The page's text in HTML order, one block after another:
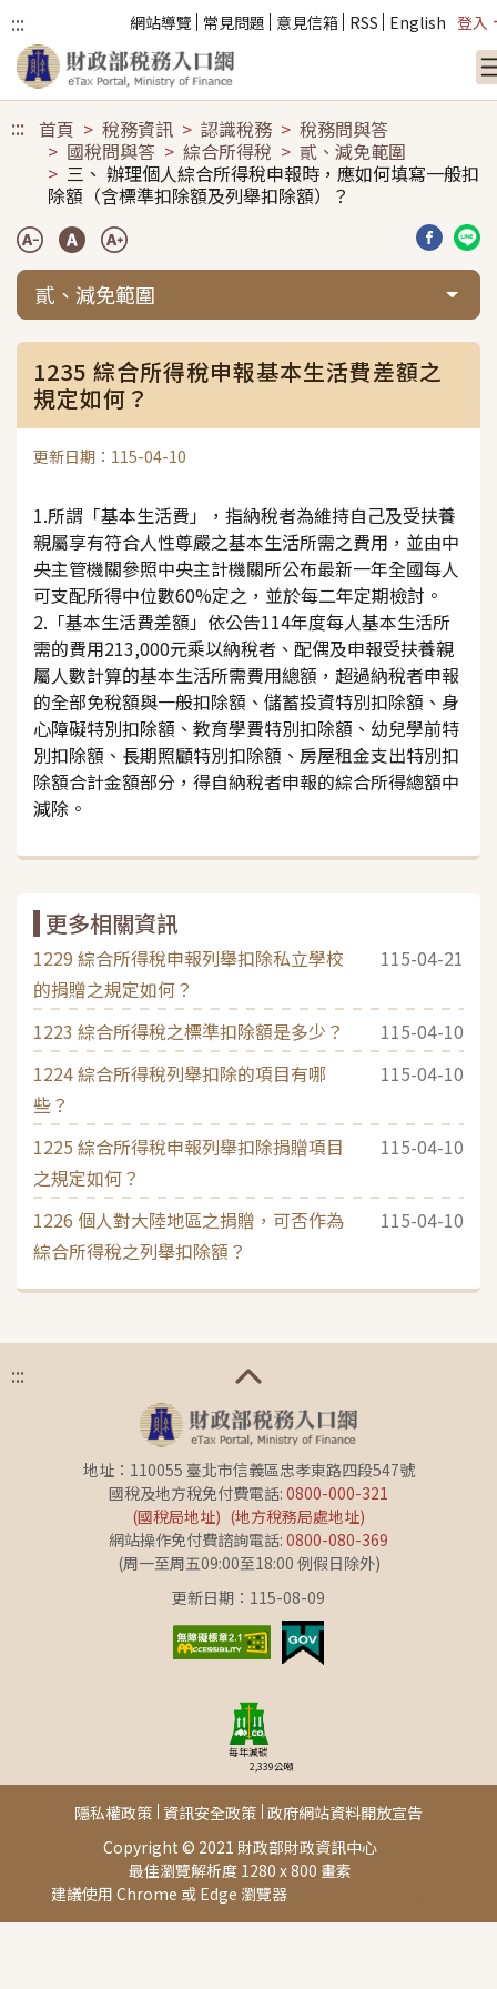
::: 網站導覽 常見問題 意見信箱 RSS English 登入
::: 首頁 稅務資訊 認識稅務
稅務問與答
國稅問與答
綜合所得稅
貳、減免範圍
三、 辦理個人綜合所得稅申報時，應如何填寫一般扣
除額（含標準扣除額及列舉扣除額）？
分享到
分
貳、減免範圍
1235 綜合所得稅申報基本生活費差額之
規定如何？
更新日期：115-04-10
1.所謂「基本生活費」，指納稅者為維持自己及受扶養
親屬享有符合人性尊嚴之基本生活所需之費用，並由中
央主管機關參照中央主計機關所公布最新一年全國每人
可支配所得中位數60%定之，並於每二年定期檢討。
2.「基本生活費差額」依公告114年度每人基本生活所
需的費用213,000元乘以納稅者、配偶及申報受扶養親
屬人數計算的基本生活所需費用總額，超過納稅者申報
的全部免稅額與一般扣除額、儲蓄投資特別扣除額、身
心障礙特別扣除額、教育學費特別扣除額、幼兒學前特
別扣除額、長期照顧特別扣除額、房屋租金支出特別扣
除額合計金額部分，得自納稅者申報的綜合所得總額中
減除。
更多相關資訊
1229 綜合所得稅申報列舉扣除私立學校
的捐贈之規定如何？
115-04-21
1223 綜合所得稅之標準扣除額是多少？
115-04-10
1224 綜合所得稅列舉扣除的項目有哪
些？
115-04-10
1225 綜合所得稅申報列舉扣除捐贈項目
之規定如何？
115-04-10
1226 個人對大陸地區之捐贈，可否作為
綜合所得稅之列舉扣除額？
115-04-10
:::
地址：110055 臺北市信義區忠孝東路四段547號
國稅及地方稅免付費電話: 0800-000-321
(國稅局地址) (地方稅務局處地址)
網站操作免付費諮詢電話: 0800-080-369
(周一至周五09:00至18:00 例假日除外)
更新日期：115-08-09
每年減碳
2,339公噸
Copyright © 2021 財政部財政資訊中心
最佳瀏覽解析度 1280 x 800 畫素
建議使用 Chrome 或 Edge 瀏覽器此頁面由[AP04]提供
隱私權政策 資訊安全政策 政府網站資料開放宣告